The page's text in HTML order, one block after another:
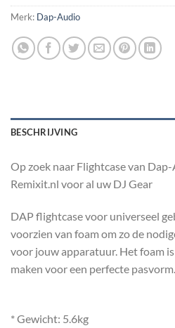
Merk: Dap-Audio
BESCHRIJVING
Op zoek naar Flightcase van
Remixit.nl voor al uw DJ Gear
DAP flightcase voor universeel
voorzien van foam om zo de
voor jouw apparatuur. Het foam
maken voor een perfecte pasvorm.
* Gewicht: 5.6kg